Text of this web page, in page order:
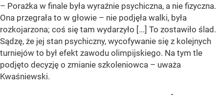
– Porażka w finale była wyraźnie psychiczna, a nie fizyczna.
Ona przegrała to w głowie – nie podjęła walki, była
rozkojarzona; coś się tam wydarzyło [...] To zostawiło ślad.
Sądzę, że jej stan psychiczny, wycofywanie się z kolejnych
turniejów to był efekt zawodu olimpijskiego. Na tym tle
podjęto decyzję o zmianie szkoleniowca – uważa
Kwaśniewski.